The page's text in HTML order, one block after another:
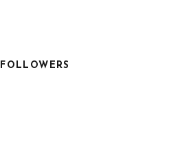
FOLLOWERS